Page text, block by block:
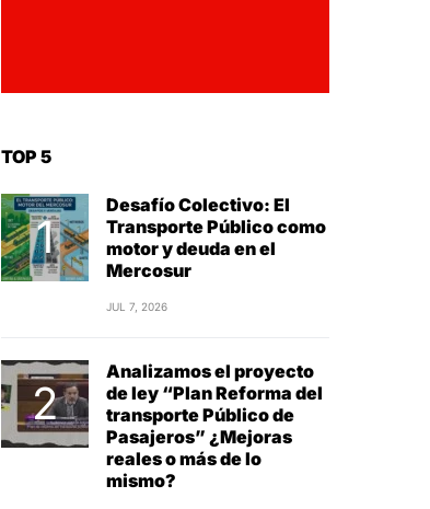
TOP 5
Desafío Colectivo: El
Transporte Público como
motor y deuda en el
Mercosur
JUL 7, 2026
Analizamos el proyecto
de ley “Plan Reforma del
transporte Público de
Pasajeros” ¿Mejoras
reales o más de lo
mismo?